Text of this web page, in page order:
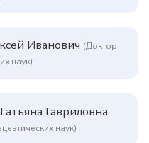
Иванович (Доктор
наук)
Гавриловна
наук)